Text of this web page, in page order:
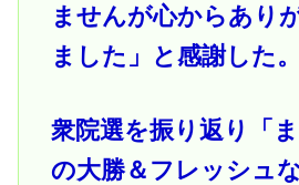
ませんが心からあり
ました」と感謝した。
衆院選を振り返り「
の大勝＆フレッシュ